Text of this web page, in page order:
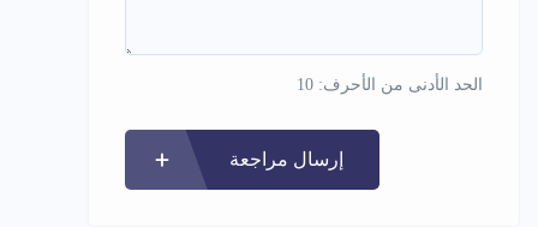
الحد الأدنى من الأحرف: 10
إرسال مراجعة